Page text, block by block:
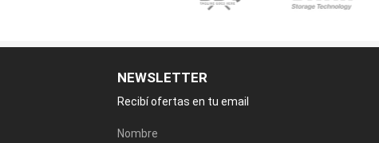
NEWSLETTER
Recibí ofertas en tu email